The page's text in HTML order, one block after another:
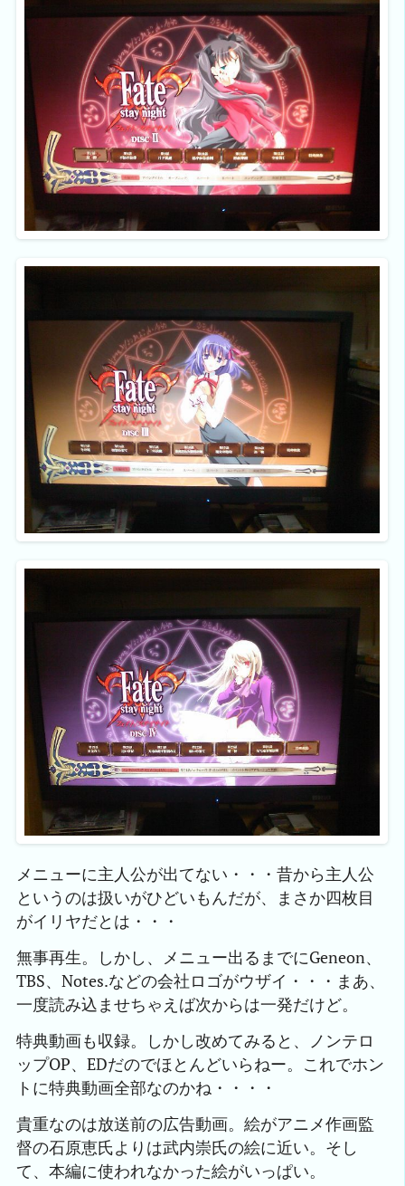
メニューに主人公が出てない・・・昔から主人公
というのは扱いがひどいもんだが、まさか四枚目
がイリヤだとは・・・
無事再生。しかし、メニュー出るまでにGeneon、
TBS、Notes.などの会社ロゴがウザイ・・・まあ、
一度読み込ませちゃえば次からは一発だけど。
特典動画も収録。しかし改めてみると、ノンテロ
ップOP、EDだのでほとんどいらねー。これでホン
トに特典動画全部なのかね・・・・
貴重なのは放送前の広告動画。絵がアニメ作画監
督の石原恵氏よりは武内崇氏の絵に近い。そし
て、本編に使われなかった絵がいっぱい。